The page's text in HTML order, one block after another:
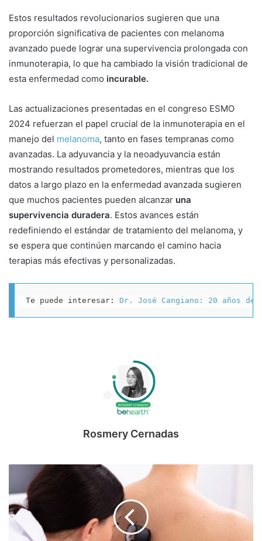
Estos resultados revolucionarios sugieren que una
proporción significativa de pacientes con melanoma
avanzado puede lograr una supervivencia prolongada con
inmunoterapia, lo que ha cambiado la visión tradicional de
esta enfermedad como incurable.
Las actualizaciones presentadas en el congreso ESMO
2024 refuerzan el papel crucial de la inmunoterapia en el
manejo del melanoma, tanto en fases tempranas como
avanzadas. La adyuvancia y la neoadyuvancia están
mostrando resultados prometedores, mientras que los
datos a largo plazo en la enfermedad avanzada sugieren
que muchos pacientes pueden alcanzar una
supervivencia duradera. Estos avances están
redefiniendo el estándar de tratamiento del melanoma, y
se espera que continúen marcando el camino hacia
terapias más efectivas y personalizadas.
Te puede interesar: Dr. José Cangiano: 20 años de
Rosmery Cernadas